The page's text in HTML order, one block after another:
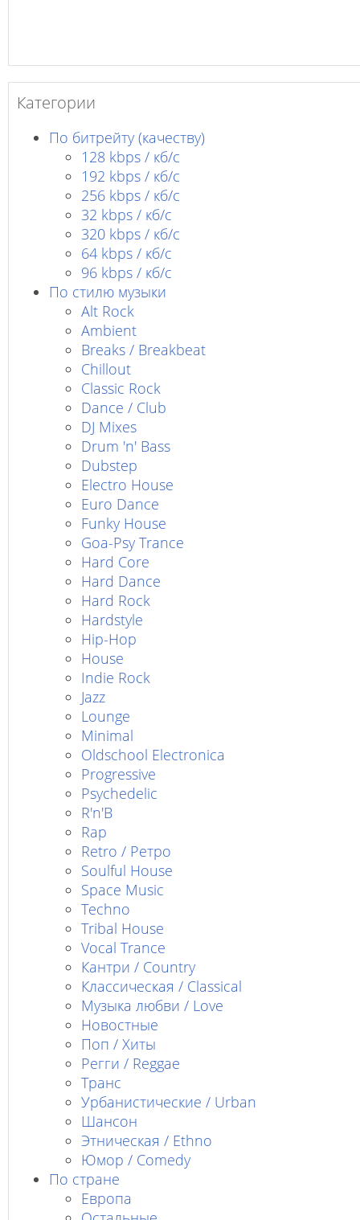
Категории
По битрейту (качеству)
128 kbps / кб/c
192 kbps / кб/c
256 kbps / кб/с
32 kbps / кб/c
320 kbps / кб/с
64 kbps / кб/c
96 kbps / кб/c
По стилю музыки
Alt Rock
Ambient
Breaks / Breakbeat
Chillout
Classic Rock
Dance / Club
DJ Mixes
Drum 'n' Bass
Dubstep
Electro House
Euro Dance
Funky House
Goa-Psy Trance
Hard Core
Hard Dance
Hard Rock
Hardstyle
Hip-Hop
House
Indie Rock
Jazz
Lounge
Minimal
Oldschool Electronica
Progressive
Psychedelic
R'n'B
Rap
Retro / Ретро
Soulful House
Space Music
Techno
Tribal House
Vocal Trance
Кантри / Country
Классическая / Classical
Музыка любви / Love
Новостные
Поп / Хиты
Регги / Reggae
Транс
Урбанистические / Urban
Шансон
Этническая / Ethno
Юмор / Comedy
По стране
Европа